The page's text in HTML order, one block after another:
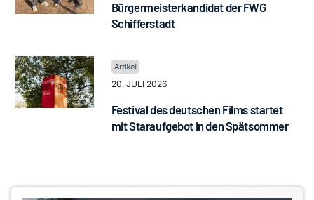
Bürgermeisterkandidat der FWG
Schifferstadt
20. JULI 2026
Festival des deutschen Films startet
mit Staraufgebot in den Spätsommer